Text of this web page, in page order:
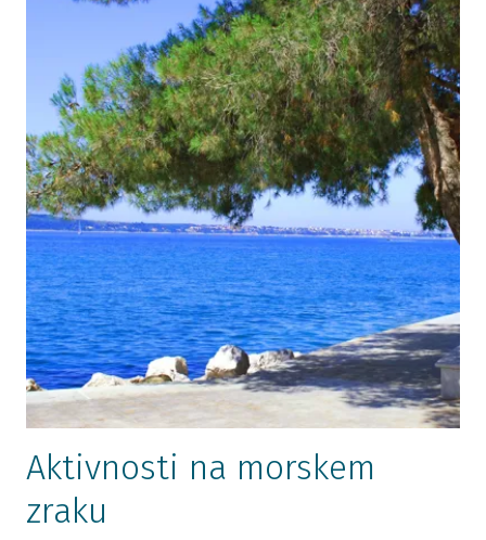
Aktivnosti na morskem
zraku